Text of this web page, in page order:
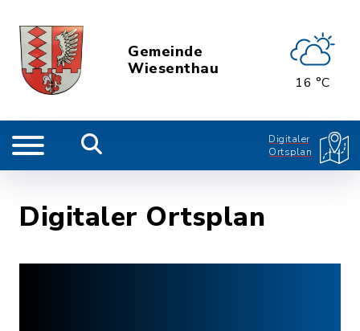
Gemeinde
Wiesenthau
16 °C
Digitaler
Ortsplan
Digitaler Ortsplan